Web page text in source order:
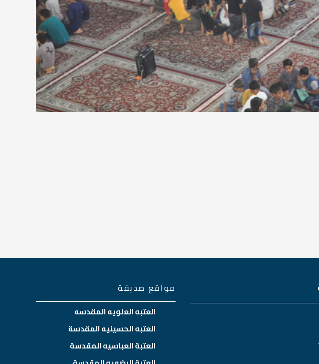
مواقع صديقة
العتبه العلويه المقدسه
العتبه الحسينيه المقدسة
العتبة العباسيه المقدسة